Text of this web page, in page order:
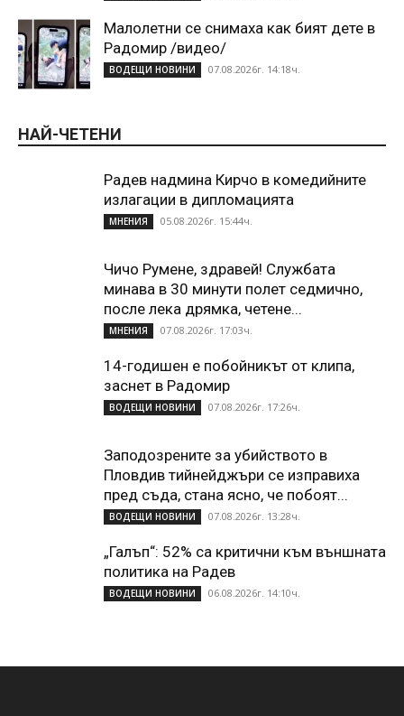
Малолетни се снимаха как бият дете в
Радомир /видео/
ВОДЕЩИ НОВИНИ 07.08.2026г. 14:18ч.
НАЙ-ЧЕТЕНИ
Радев надмина Кирчо в комедийните
излагации в дипломацията
МНЕНИЯ 05.08.2026г. 15:44ч.
Чичо Румене, здравей! Службата
минава в 30 минути полет седмично,
после лека дрямка, четене...
МНЕНИЯ 07.08.2026г. 17:03ч.
14-годишен е побойникът от клипа,
заснет в Радомир
ВОДЕЩИ НОВИНИ 07.08.2026г. 17:26ч.
Заподозрените за убийството в
Пловдив тийнейджъри се изправиха
пред съда, стана ясно, че побоят...
ВОДЕЩИ НОВИНИ 07.08.2026г. 13:28ч.
„Галъп“: 52% са критични към външната
политика на Радев
ВОДЕЩИ НОВИНИ 06.08.2026г. 14:10ч.